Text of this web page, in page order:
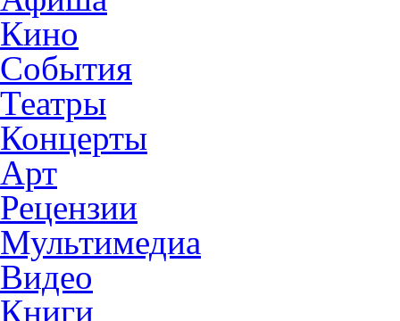
Кино
События
Театры
Концерты
Арт
Рецензии
Мультимедиа
Видео
Книги